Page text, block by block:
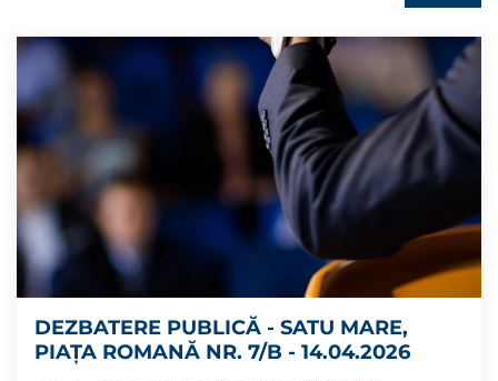
DEZBATERE PUBLICĂ - SATU MARE,
PIAȚA ROMANĂ NR. 7/B - 14.04.2026